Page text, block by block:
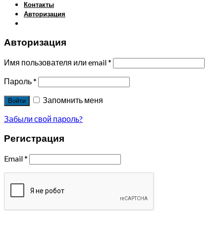
Контакты
Авторизация
Авторизация
Имя пользователя или email*
Пароль*
Войти
Запомнить меня
Забыли свой пароль?
Регистрация
Email*